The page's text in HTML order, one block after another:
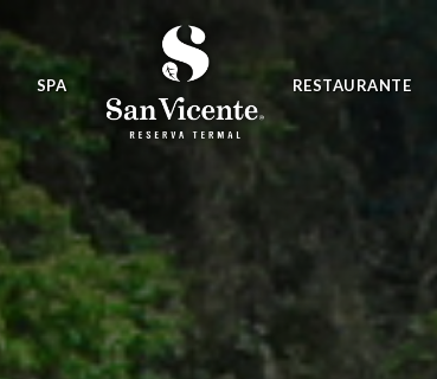
SPA RESTAURANTE